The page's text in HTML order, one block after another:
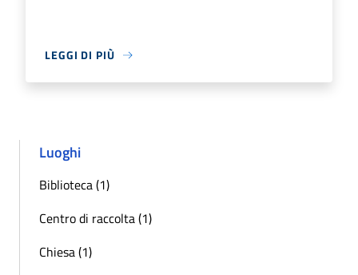
LEGGI DI PIÙ
Luoghi
Biblioteca (1)
Centro di raccolta (1)
Chiesa (1)